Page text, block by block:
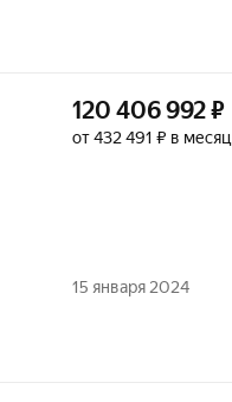
120 406 992₽
от 432 491 ₽ в месяц
15 января 2024